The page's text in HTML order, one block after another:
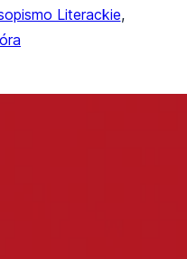
Literackie,